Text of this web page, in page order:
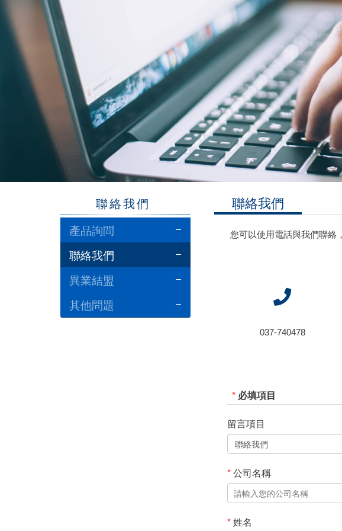
聯絡我們
產品詢問
聯絡我們
異業結盟
其他問題
聯絡我們
您可以使用電話與我們聯絡
037-740478
* 必填項目
留言項目
*公司名稱
*姓名